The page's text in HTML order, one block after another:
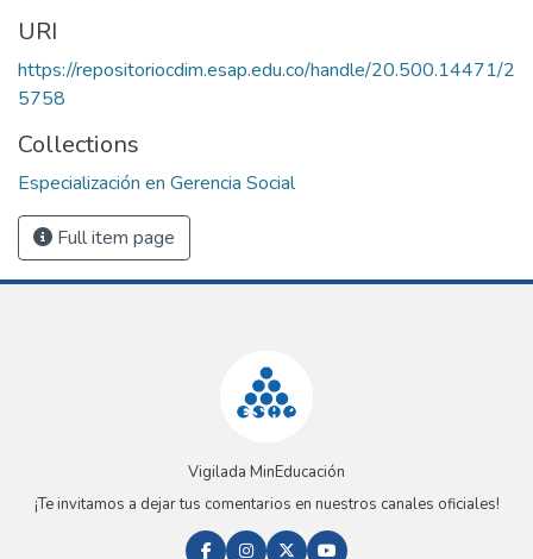
URI
https://repositoriocdim.esap.edu.co/handle/20.500.14471/2
5758
Collections
Especialización en Gerencia Social
Full item page
Vigilada MinEducación
¡Te invitamos a dejar tus comentarios en nuestros canales oficiales!